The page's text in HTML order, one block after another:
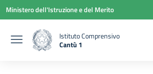
Vai ai contenuti
Vai al menu di navigazione
Vai al footer
Ministero dell'Istruzione e del Merito
Istituto Comprensivo
Cantù 1